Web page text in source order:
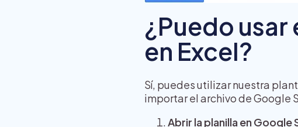
¿Puedo
en Excel?
Sí, puedes utilizar nuestra
importar el archivo de Google
Abrir la planilla en Google